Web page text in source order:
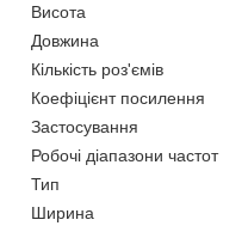
Висота
Довжина
Кількість роз'ємів
Коефіцієнт посилення
Застосування
Робочі діапазони частот
Тип
Ширина